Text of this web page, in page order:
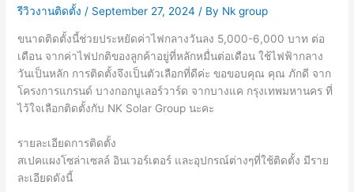
รีวิวงานติดตั้ง / September 27, 2024/ By Nk group
ขนาดติดตั้งนี้ช่วยประหยัดค่าไฟกลางวันลง 5,000-6,000 บาท ต่อ
เดือน จากค่าไฟปกติของลูกค้าอยู่ที่หลักหมื่นต่อเดือน ใช้ไฟฟ้ากลาง
วันเป็นหลัก การติดตั้งจึงเป็นตัวเลือกที่ดีค่ะ ขอขอบคุณ คุณ ภักดี จาก
โครงการแกรนด์ บางกอกบูเลอร์วาร์ด จากบางแค กรุงเทพมหานคร ที่
ไว้ใจเลือกติดตั้งกับ NK Solar Group นะคะ
รายละเอียดการติดตั้ง
สเปคแผงโซล่าเซลล์ อินเวอร์เตอร์ และอุปกรณ์ต่างๆที่ใช้ติดตั้ง มีราย
ละเอียดดังนี้